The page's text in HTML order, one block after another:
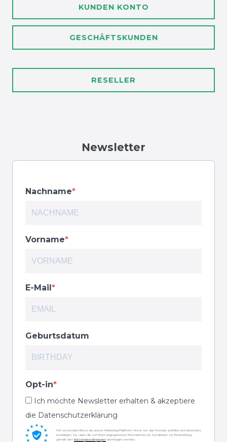
KUNDEN KONTO
GESCHÄFTSKUNDEN
RESELLER
Newsletter
Nachname
Vorname
E-Mail
Geburtsdatum
Opt-in
Ich möchte Newsletter erhalten & akzeptiere
die Datenschutzerklärung
Wir verwenden Brevo als unsere Marketing-Plattform. Wenn Sie das Formular ausfüllen und absenden,
bestätigen Sie, dass die von Ihnen angegebenen Informationen an Sendinblue zur Bearbeitung
gemäß den Nutzungsbedingungen übertragen werden.